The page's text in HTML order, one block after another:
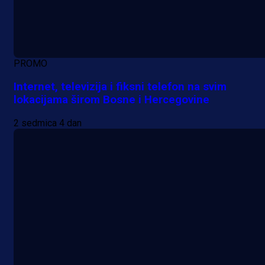
PROMO
Internet, televizija i fiksni telefon na svim
lokacijama širom Bosne i Hercegovine
2 sedmica 4 dan